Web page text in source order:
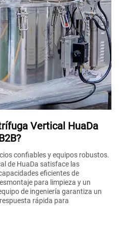
Vertical HuaDa
confiables y equipos robustos.
de HuaDa satisface las
eficientes de
para limpieza y un
de ingeniería garantiza un
rápida para